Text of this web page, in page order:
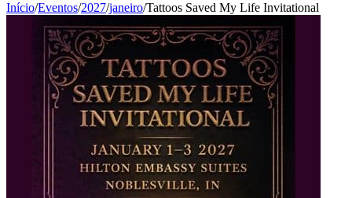
Início/Eventos/2027/janeiro/Tattoos Saved My Life Invitational